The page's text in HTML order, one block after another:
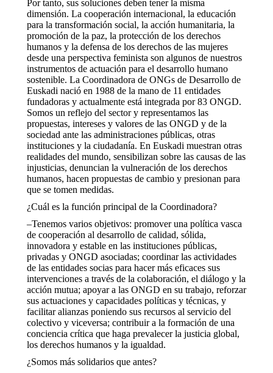
Por tanto, sus soluciones deben tener la misma
dimensión. La cooperación internacional, la educación
para la transformación social, la acción humanitaria, la
promoción de la paz, la protección de los derechos
humanos y la defensa de los derechos de las mujeres
desde una perspectiva feminista son algunos de nuestros
instrumentos de actuación para el desarrollo humano
sostenible. La Coordinadora de ONGs de Desarrollo de
Euskadi nació en 1988 de la mano de 11 entidades
fundadoras y actualmente está integrada por 83 ONGD.
Somos un reflejo del sector y representamos las
propuestas, intereses y valores de las ONGD y de la
sociedad ante las administraciones públicas, otras
instituciones y la ciudadanía. En Euskadi muestran otras
realidades del mundo, sensibilizan sobre las causas de las
injusticias, denuncian la vulneración de los derechos
humanos, hacen propuestas de cambio y presionan para
que se tomen medidas.
¿Cuál es la función principal de la Coordinadora?
–Tenemos varios objetivos: promover una política vasca
de cooperación al desarrollo de calidad, sólida,
innovadora y estable en las instituciones públicas,
privadas y ONGD asociadas; coordinar las actividades
de las entidades socias para hacer más eficaces sus
intervenciones a través de la colaboración, el diálogo y la
acción mutua; apoyar a las ONGD en su trabajo, reforzar
sus actuaciones y capacidades políticas y técnicas, y
facilitar alianzas poniendo sus recursos al servicio del
colectivo y viceversa; contribuir a la formación de una
conciencia crítica que haga prevalecer la justicia global,
los derechos humanos y la igualdad.
¿Somos más solidarios que antes?